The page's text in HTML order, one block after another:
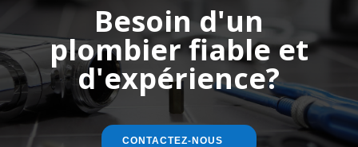
Besoin d'un
plombier fiable et
d'expérience?
CONTACTEZ-NOUS